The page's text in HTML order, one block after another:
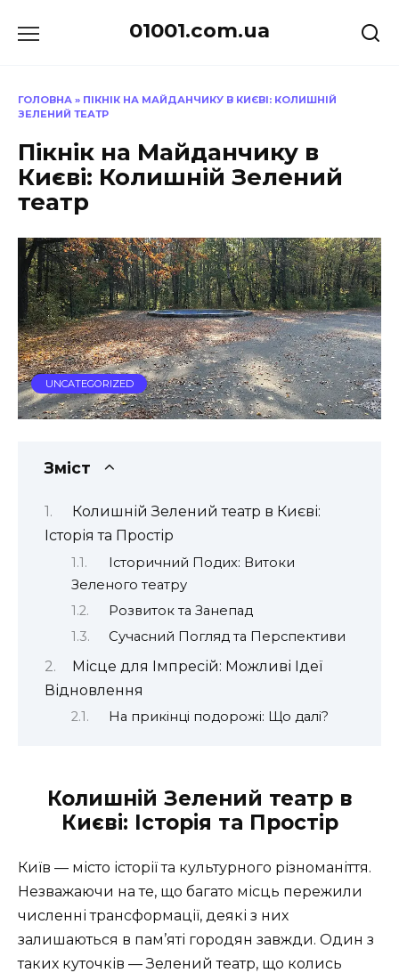
до
01001.com.ua
ГОЛОВНА » ПІКНІК НА МАЙДАНЧИКУ В КИЄВІ: КОЛИШНІЙ
ЗЕЛЕНИЙ ТЕАТР
Пікнік на Майданчику в
Києві: Колишній Зелений
театр
UNCATEGORIZED
Зміст
Колишній Зелений театр в Києві:
Історія та Простір
Історичний Подих: Витоки
Зеленого театру
Розвиток та Занепад
Сучасний Погляд та Перспективи
Місце для Імпресій: Можливі Ідеї
Відновлення
На прикінці подорожі: Що далі?
Колишній Зелений театр в
Києві: Історія та Простір
Київ — місто історії та культурного різноманіття.
Незважаючи на те, що багато місць пережили
численні трансформації, деякі з них
залишаються в пам’яті городян завжди. Один з
таких куточків — Зелений театр, що колись